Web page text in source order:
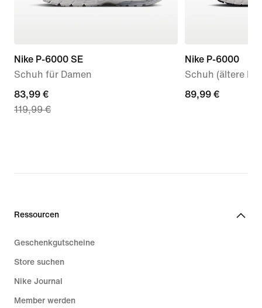
Nike P-6000 SE
Schuh für Damen
current
price
119,99 €
83,99 €
119,99 €
Nike P-6000
Schuh (ältere
89,99 €
89,99 €
Ressourcen
Geschenkgutscheine
Store suchen
Nike Journal
Member werden